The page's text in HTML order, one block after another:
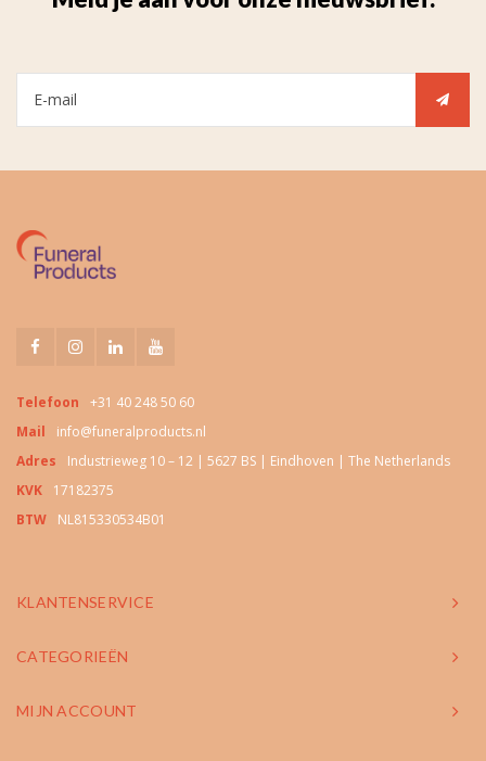
Telefoon
+31 40 248 50 60
Mail
info@funeralproducts.nl
Adres
Industrieweg 10 – 12 | 5627 BS | Eindhoven | The Netherlands
KVK
17182375
BTW
NL815330534B01
KLANTENSERVICE
CATEGORIEËN
MIJN ACCOUNT